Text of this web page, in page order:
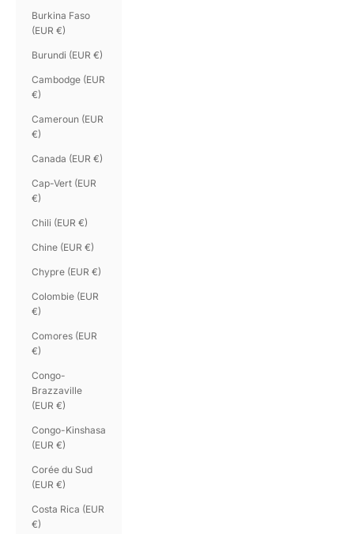
Burkina Faso
(EUR €)
Burundi (EUR €)
Cambodge (EUR
€)
Cameroun (EUR
€)
Canada (EUR €)
Cap-Vert (EUR
€)
Chili (EUR €)
Chine (EUR €)
Chypre (EUR €)
Colombie (EUR
€)
Comores (EUR
€)
Congo-
Brazzaville
(EUR €)
Congo-Kinshasa
(EUR €)
Corée du Sud
(EUR €)
Costa Rica (EUR
€)